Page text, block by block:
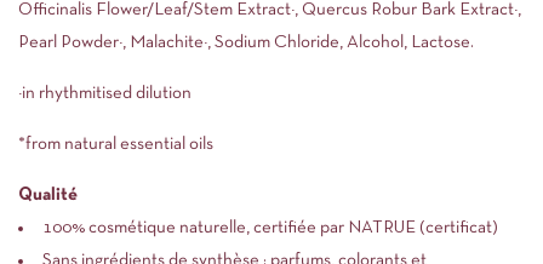
Officinalis Flower/Leaf/Stem Extract¹, Quercus Robur Bark Extract¹,
Pearl Powder¹, Malachite¹, Sodium Chloride, Alcohol, Lactose.
¹in rhythmitised dilution
*from natural essential oils
Qualité
100% cosmétique naturelle, certifiée par NATRUE (certificat)
Sans ingrédients de synthèse : parfums, colorants et